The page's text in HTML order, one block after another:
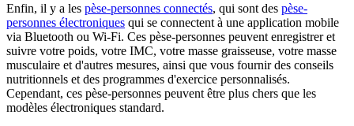
Enfin, il y a les pèse-personnes connectés, qui sont des pèse-
personnes électroniques qui se connectent à une application mobile
via Bluetooth ou Wi-Fi. Ces pèse-personnes peuvent enregistrer et
suivre votre poids, votre IMC, votre masse graisseuse, votre masse
musculaire et d'autres mesures, ainsi que vous fournir des conseils
nutritionnels et des programmes d'exercice personnalisés.
Cependant, ces pèse-personnes peuvent être plus chers que les
modèles électroniques standard.